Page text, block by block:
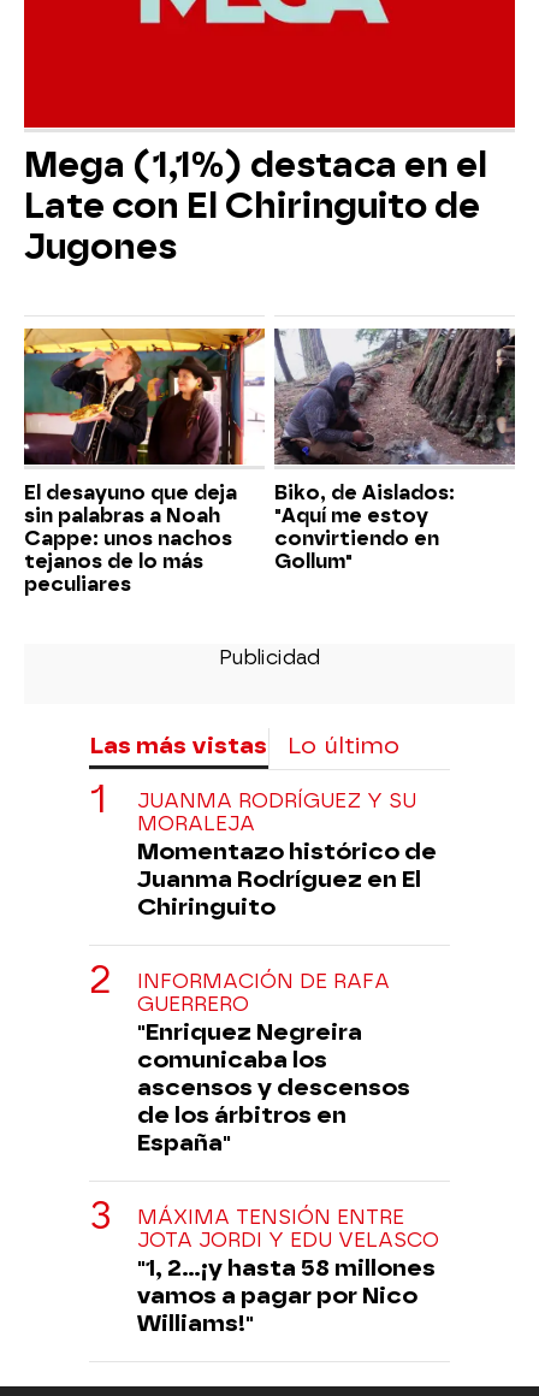
Mega (1,1%) destaca en el
Late con El Chiringuito de
Jugones
El desayuno que deja
sin palabras a Noah
Cappe: unos nachos
tejanos de lo más
peculiares
Biko, de Aislados:
"Aquí me estoy
convirtiendo en
Gollum"
Las más vistas Lo último
JUANMA RODRÍGUEZ Y SU
MORALEJA
Momentazo histórico de
Juanma Rodríguez en El
Chiringuito
INFORMACIÓN DE RAFA
GUERRERO
"Enriquez Negreira
comunicaba los
ascensos y descensos
de los árbitros en
España"
MÁXIMA TENSIÓN ENTRE
JOTA JORDI Y EDU VELASCO
"1, 2...¡y hasta 58 millones
vamos a pagar por Nico
Williams!"